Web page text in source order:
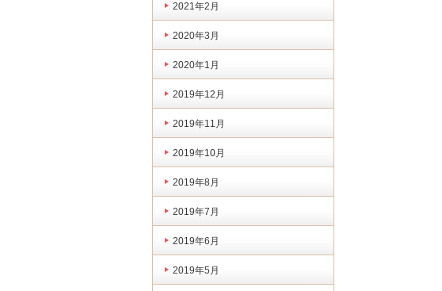
2021年2月
2020年3月
2020年1月
2019年12月
2019年11月
2019年10月
2019年8月
2019年7月
2019年6月
2019年5月